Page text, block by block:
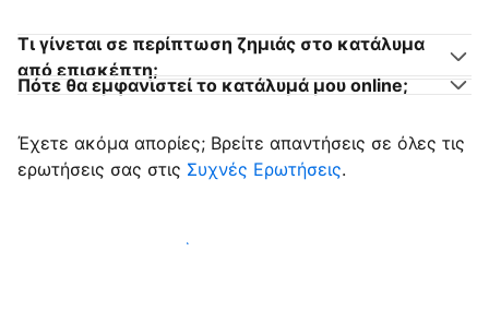
Τι γίνεται σε περίπτωση ζημιάς στο κατάλυμα
από επισκέπτη;
Πότε θα εμφανιστεί το κατάλυμά μου online;
Έχετε ακόμα απορίες; Βρείτε απαντήσεις σε όλες τις
ερωτήσεις σας στις Συχνές Ερωτήσεις.
Αρχίστε να υποδέχεστε επισκέπτες